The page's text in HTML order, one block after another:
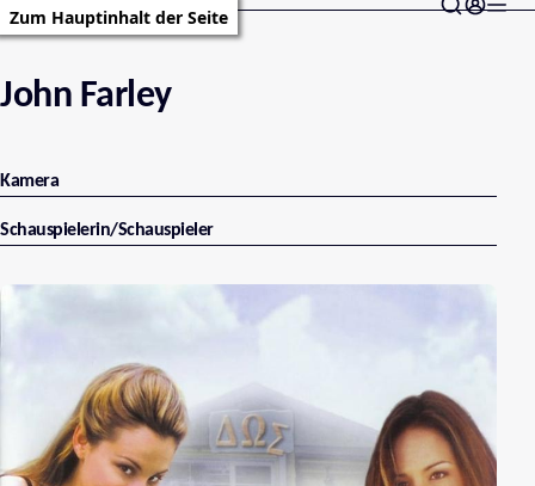
Zum Hauptinhalt der Seite
John Farley
Kamera
Schauspielerin/Schauspieler